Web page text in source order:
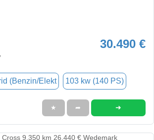
30.490 €
(Benzin/Elekt 103 kw (140 PS)
★ ➦ ➜